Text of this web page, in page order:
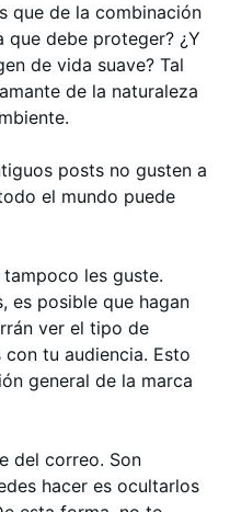
que de la combinación
que debe proteger? ¿Y
de vida suave? Tal
de la naturaleza
posts no gusten a
el mundo puede
tampoco les guste.
es posible que hagan
ver el tipo de
tu audiencia. Esto
general de la marca
del correo. Son
hacer es ocultarlos